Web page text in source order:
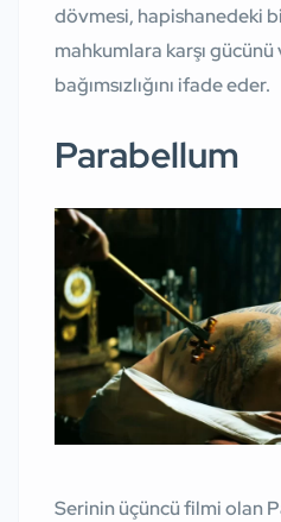
dövmesi, hapishanedeki
mahkumlara karşı gücünü
bağımsızlığını ifade eder.
Parabellum
Serinin üçüncü filmi olan